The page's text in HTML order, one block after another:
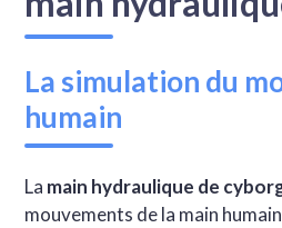
La simulation du
humain
La main hydraulique de
mouvements de la main